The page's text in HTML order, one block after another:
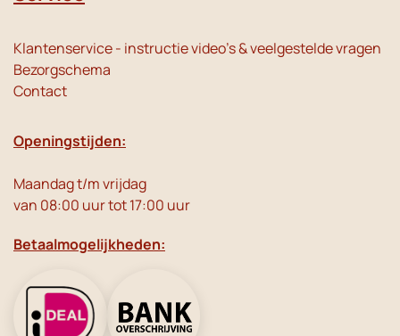
Klantenservice - instructie video's & veelgestelde vragen
Bezorgschema
Contact
Openingstijden:
Maandag t/m vrijdag
van 08:00 uur tot 17:00 uur
Betaalmogelijkheden: